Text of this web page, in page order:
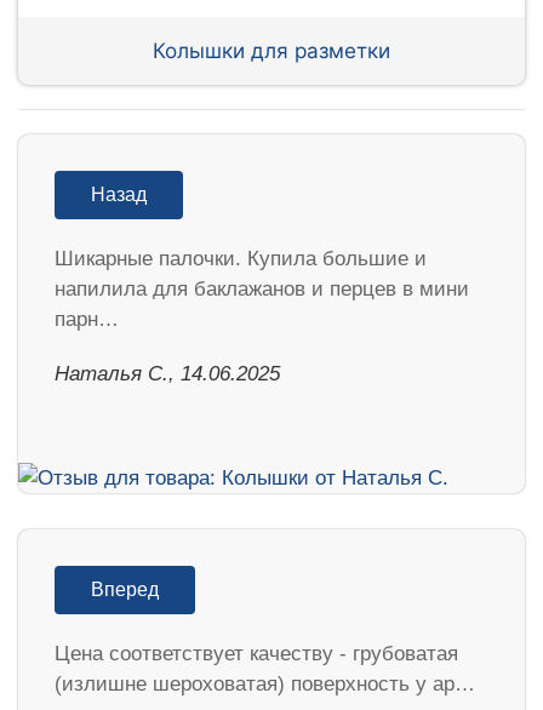
Колышки для разметки
Назад
Шикарные палочки. Купила большие и
напилила для баклажанов и перцев в мини
парн…
Наталья С., 14.06.2025
Вперед
Цена соответствует качеству - грубоватая
(излишне шероховатая) поверхность у ар…